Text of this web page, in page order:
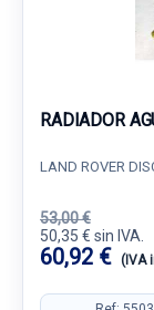
RADIADOR
LAND ROVER
53,00 €
50,35 € sin IVA.
60,92 € (IVA